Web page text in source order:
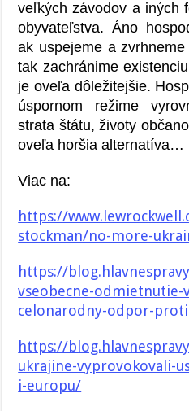
veľkých závodov a iných
obyvateľstva. Áno
ak uspejeme a
tak zachránime
je oveľa dôležitejšie.
úspornom režime
strata štátu, životy
oveľa horšia alternatíva…
Viac na:
https://
stockman/no-more-
https://
vseobecne-odmietnutie-
celonarodny-odpor-
https://
ukrajine-vyprovokovali-
i-europu/